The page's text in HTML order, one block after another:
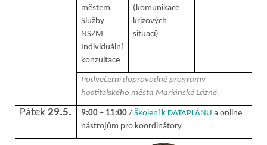
městem
Služby
NSZM
Individuální
konzultace
(komunikace
krizových
situací)
Podvečerní doprovodné programy
hostitelského města Mariánské Lázně.
Pátek29.5. 9:00 – 11:00 /Školení k DATAPLÁNU a online
nástrojům pro koordinátory